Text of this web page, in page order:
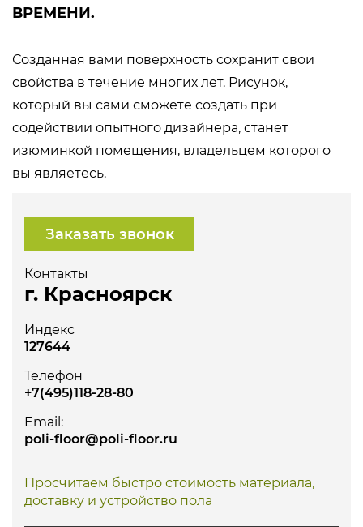
ВРЕМЕНИ.
Созданная вами поверхность сохранит свои
свойства в течение многих лет. Рисунок,
который вы сами сможете создать при
содействии опытного дизайнера, станет
изюминкой помещения, владельцем которого
вы являетесь.
Контакты
г. Красноярск
Заказать звонок
Индекс
127644
Телефон
+7(495)118-28-80
Email:
poli-floor@poli-floor.ru
Просчитаем быстро стоимость материала,
доставку и устройство пола